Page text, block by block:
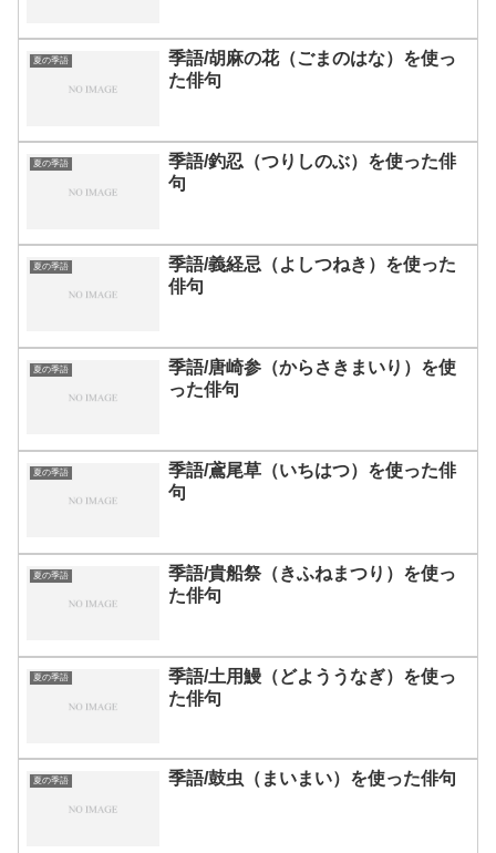
夏の季語
季語/胡麻の花（ごまのはな）を使っ
た俳句
夏の季語
季語/釣忍（つりしのぶ）を使った俳
句
夏の季語
季語/義経忌（よしつねき）を使った
俳句
夏の季語
季語/唐崎参（からさきまいり）を使
った俳句
夏の季語
季語/鳶尾草（いちはつ）を使った俳
句
夏の季語
季語/貴船祭（きふねまつり）を使っ
た俳句
夏の季語
季語/土用鰻（どよううなぎ）を使っ
た俳句
夏の季語 季語/鼓虫（まいまい）を使った俳句